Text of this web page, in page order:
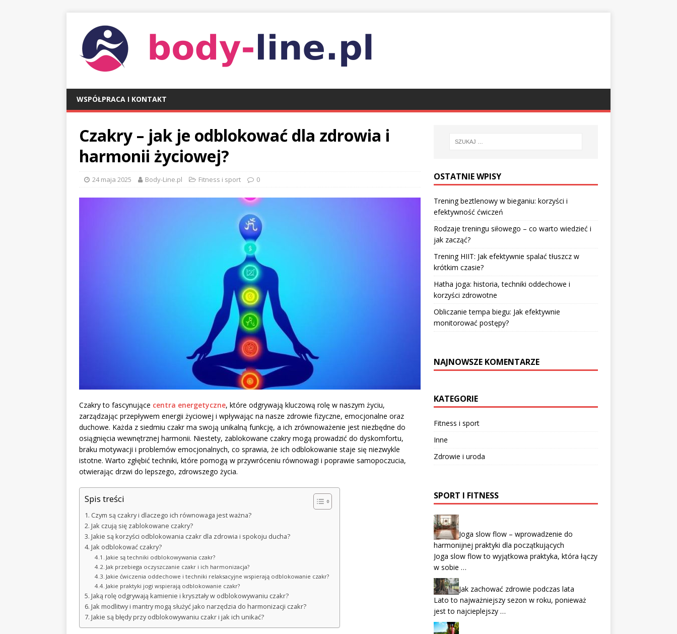
WSPÓŁPRACA I KONTAKT
Czakry – jak je odblokować dla zdrowia i
harmonii życiowej?
24 maja 2025 Body-Line.pl Fitness i sport 0
Czakry to fascynujące centra energetyczne, które odgrywają kluczową rolę w naszym życiu,
zarządzając przepływem energii życiowej i wpływając na nasze zdrowie fizyczne, emocjonalne oraz
duchowe. Każda z siedmiu czakr ma swoją unikalną funkcję, a ich zrównoważenie jest niezbędne do
osiągnięcia wewnętrznej harmonii. Niestety, zablokowane czakry mogą prowadzić do dyskomfortu,
braku motywacji i problemów emocjonalnych, co sprawia, że ich odblokowanie staje się niezwykle
istotne. Warto zgłębić techniki, które pomogą w przywróceniu równowagi i poprawie samopoczucia,
otwierając drzwi do lepszego, zdrowszego życia.
Spis treści
Czym są czakry i dlaczego ich równowaga jest ważna?
Jak czują się zablokowane czakry?
Jakie są korzyści odblokowania czakr dla zdrowia i spokoju ducha?
Jak odblokować czakry?
Jakie są techniki odblokowywania czakr?
Jak przebiega oczyszczanie czakr i ich harmonizacja?
Jakie ćwiczenia oddechowe i techniki relaksacyjne wspierają odblokowanie czakr?
Jakie praktyki jogi wspierają odblokowanie czakr?
Jaką rolę odgrywają kamienie i kryształy w odblokowywaniu czakr?
Jak modlitwy i mantry mogą służyć jako narzędzia do harmonizacji czakr?
Jakie są błędy przy odblokowywaniu czakr i jak ich unikać?
OSTATNIE WPISY
Trening beztlenowy w bieganiu: korzyści i
efektywność ćwiczeń
Rodzaje treningu siłowego – co warto wiedzieć i
jak zacząć?
Trening HIIT: Jak efektywnie spalać tłuszcz w
krótkim czasie?
Hatha joga: historia, techniki oddechowe i
korzyści zdrowotne
Obliczanie tempa biegu: Jak efektywnie
monitorować postępy?
NAJNOWSZE KOMENTARZE
KATEGORIE
Fitness i sport
Inne
Zdrowie i uroda
SPORT I FITNESS
Joga slow flow – wprowadzenie do
harmonijnej praktyki dla początkujących
Joga slow flow to wyjątkowa praktyka, która łączy
w sobie …
Jak zachować zdrowie podczas lata
Lato to najważniejszy sezon w roku, ponieważ
jest to najcieplejszy …